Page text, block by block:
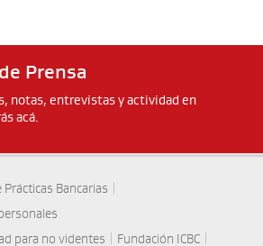
Prensa
notas, entrevistas y actividad en
acá.
Prácticas Bancarias
para no videntes
Fundación ICBC